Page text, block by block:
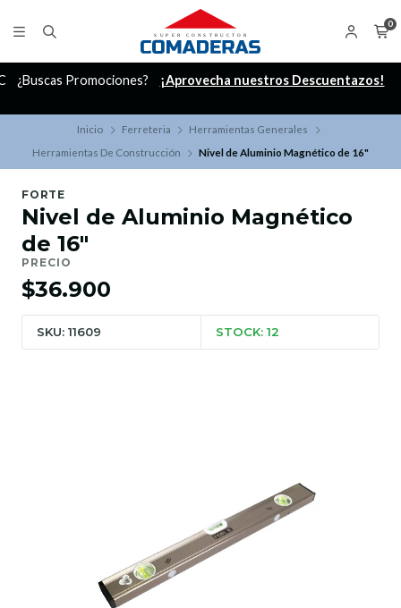
0
¿Buscas Promociones? ¡Aprovecha nuestros Descuentazos!
Inicio Ferreteria
Herramientas Generales
Herramientas De Construcción
Nivel de Aluminio Magnético de 16"
FORTE
Nivel de Aluminio Magnético
de 16"
PRECIO
$36.900
SKU: 11609 STOCK: 12